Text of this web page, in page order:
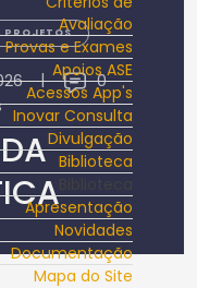
Avaliação
Provas e Exames
Apoios ASE
Acessos App's
Inovar Consulta
Divulgação
Biblioteca
Apresentação
Novidades
Documentação
Mapa do Site
PROJETOS
|
0